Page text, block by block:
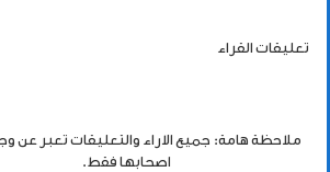
تعليقات القراء
ملاحظة هامة: جميع الاراء والتعليقات تعبر عن
اصحابها فقط.